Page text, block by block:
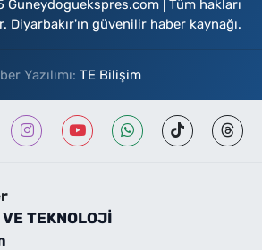
Guneydoguekspres.com | Tüm hakları
Diyarbakır'ın güvenilir haber kaynağı.
Yazılımı: TE Bilişim
TEKNOLOJİ